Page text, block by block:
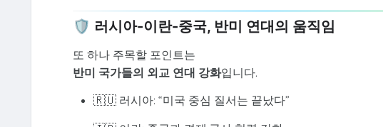
🛡️ 러시아-이란-중국, 반미 연대의 움직임
또 하나 주목할 포인트는
반미 국가들의 외교 연대 강화입니다.
🇷🇺 러시아: “미국 중심 질서는 끝났다”